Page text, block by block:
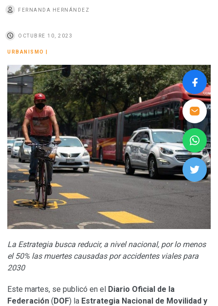
FERNANDA HERNÁNDEZ
OCTUBRE 10, 2023
URBANISMO
La Estrategia busca reducir, a nivel nacional, por lo menos
el 50% las muertes causadas por accidentes viales para
2030
Este martes, se publicó en el Diario Oficial de la
Federación (DOF) la Estrategia Nacional de Movilidad y